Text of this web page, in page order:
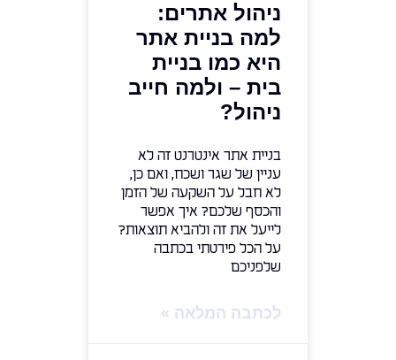
ניהול אתרים:
למה בניית אתר
היא כמו בניית
בית – ולמה חייב
ניהול?
בניית אתר אינטרנט זה לא
עניין של שגר ושכח, ואם כן,
לא חבל על השקעה של הזמן
והכסף שלכם? איך אפשר
לייעל את זה ולהביא תוצאות?
על הכל פירטתי בכתבה
שלפניכם
לכתבה המלאה »